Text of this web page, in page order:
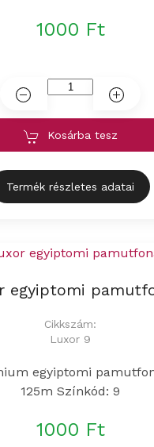
1000 Ft
Kosárba tesz
Termék részletes adatai
egyiptomi
Cikkszám:
Luxor 9
egyiptomi
125m Színkód: 9
1000 Ft